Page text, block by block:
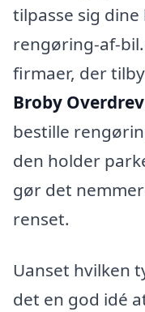
tilpasse sig
rengøring-af-
firmaer, der
Broby Overdrev
bestille
den holder
gør det
renset.
Uanset hvilken
det en god idé